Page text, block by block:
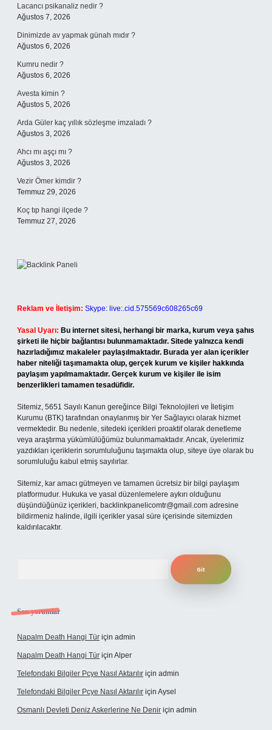
Lacancı psikanaliz nedir ?
Ağustos 7, 2026
Dinimizde av yapmak günah mıdır ?
Ağustos 6, 2026
Kumru nedir ?
Ağustos 6, 2026
Avesta kimin ?
Ağustos 5, 2026
Arda Güler kaç yıllık sözleşme imzaladı ?
Ağustos 3, 2026
Ahcı mı aşçı mı ?
Ağustos 3, 2026
Vezir Ömer kimdir ?
Temmuz 29, 2026
Koç tıp hangi ilçede ?
Temmuz 27, 2026
Reklam ve İletişim: Skype: live:.cid.575569c608265c69
Yasal Uyarı: Bu internet sitesi, herhangi bir marka, kurum veya şahıs
şirketi ile hiçbir bağlantısı bulunmamaktadır. Sitede yalnızca kendi
hazırladığımız makaleler paylaşılmaktadır. Burada yer alan içerikler
haber niteliği taşımamakta olup, gerçek kurum ve kişiler hakkında
paylaşım yapılmamaktadır. Gerçek kurum ve kişiler ile isim
benzerlikleri tamamen tesadüfidir.
Sitemiz, 5651 Sayılı Kanun gereğince Bilgi Teknolojileri ve İletişim
Kurumu (BTK) tarafından onaylanmış bir Yer Sağlayıcı olarak hizmet
vermektedir. Bu nedenle, sitedeki içerikleri proaktif olarak denetleme
veya araştırma yükümlülüğümüz bulunmamaktadır. Ancak, üyelerimiz
yazdıkları içeriklerin sorumluluğunu taşımakta olup, siteye üye olarak bu
sorumluluğu kabul etmiş sayılırlar.
Sitemiz, kar amacı gütmeyen ve tamamen ücretsiz bir bilgi paylaşım
platformudur. Hukuka ve yasal düzenlemelere aykırı olduğunu
düşündüğünüz içerikleri, backlinkpanelicomtr@gmail.com adresine
bildirmeniz halinde, ilgili içerikler yasal süre içerisinde sitemizden
kaldırılacaktır.
Son yorumlar
Napalm Death Hangi Tür için admin
Napalm Death Hangi Tür için Alper
Telefondaki Bilgiler Pcye Nasıl Aktarılır için admin
Telefondaki Bilgiler Pcye Nasıl Aktarılır için Aysel
Osmanlı Devleti Deniz Askerlerine Ne Denir için admin